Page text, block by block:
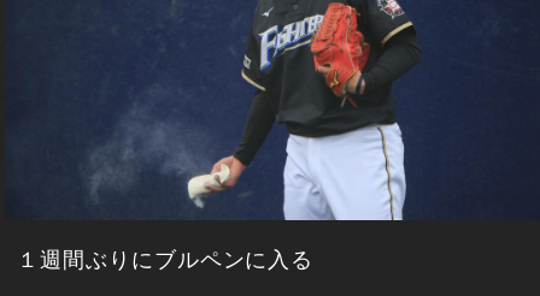
１週間ぶりにブルペンに入る